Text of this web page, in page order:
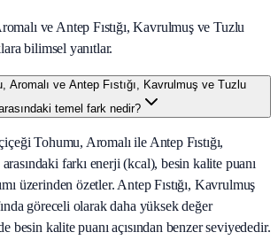
ve Antep Fıstığı, Kavrulmuş ve Tuzlu
bilimsel yanıtlar.
Aromalı ve Antep Fıstığı, Kavrulmuş ve Tuzlu
temel fark nedir?
Tohumu, Aromalı ile Antep Fıstığı,
farkı enerji (kcal), besin kalite puanı
üzerinden özetler. Antep Fıstığı, Kavrulmuş
göreceli olarak daha yüksek değer
besin kalite puanı açısından benzer seviyededir.